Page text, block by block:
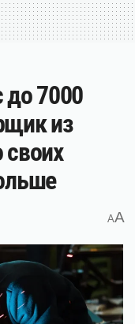
до 7000
из
своих
AA